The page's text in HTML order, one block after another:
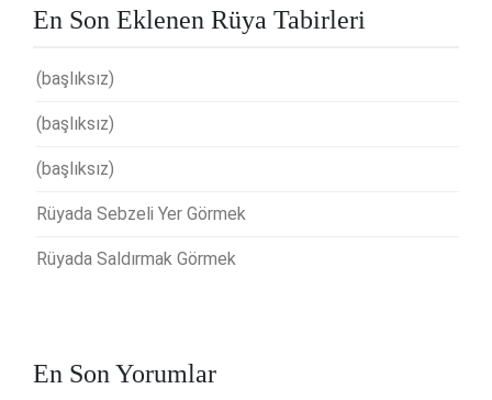
En Son Eklenen Rüya Tabirleri
(başlıksız)
(başlıksız)
(başlıksız)
Rüyada Sebzeli Yer Görmek
Rüyada Saldırmak Görmek
En Son Yorumlar